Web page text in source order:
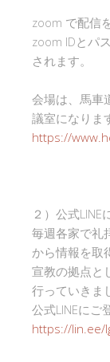
zoom で配信
zoom IDとパ
されます。
会場は、馬車
議室になりま
https://
２）公式LINE
毎週各家で礼
から情報を取
宣教の拠点と
行っていきま
公式LINEにご
https://lin.ee/